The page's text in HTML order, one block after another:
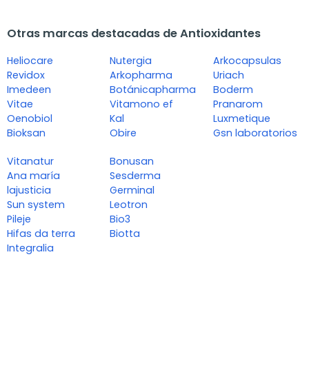
Otras marcas destacadas de Antioxidantes
Heliocare
Revidox
Imedeen
Vitae
Oenobiol
Bioksan
Nutergia
Arkopharma
Botánicapharma
Vitamono ef
Kal
Obire
Arkocapsulas
Uriach
Boderm
Pranarom
Luxmetique
Gsn laboratorios
Vitanatur
Ana maría
lajusticia
Sun system
Pileje
Hifas da terra
Integralia
Bonusan
Sesderma
Germinal
Leotron
Bio3
Biotta